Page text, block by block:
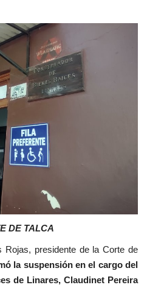
DE TALCA
Rojas, presidente de la Corte de
la suspensión en el cargo del
de Linares, Claudinet Pereira